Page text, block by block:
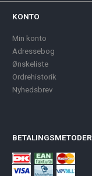
KONTO
Min konto
Adressebog
Ønskeliste
Ordrehistorik
Nyhedsbrev
BETALINGSMETODER